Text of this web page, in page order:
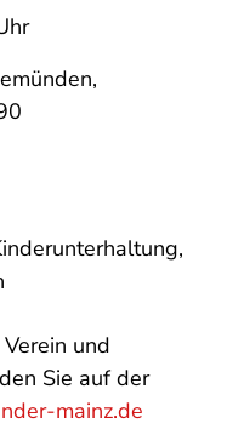
und
Sie auf der
mainz.de